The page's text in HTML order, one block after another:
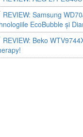
REVIEW: Samsung
EcoBubble și
REVIEW: Beko